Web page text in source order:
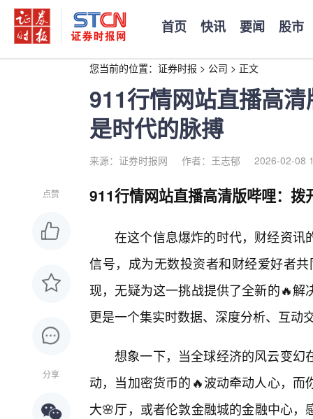
首页 快讯 要闻 股市
您当前的位置： 证券时报 > 公司 > 正文
911行情网站直播高
是时代的脉搏
来源：证券时报网 作者：王志郁 2026-02-08
点赞
分享
911行情网站直播高清版哔哩：拨
在这个信息爆炸的时代，财经资讯
信号，成为无数投资者和财经爱好者
现，无疑为这一挑战提供了全新的🔥
更是一个集实时数据、深度分析、互动
想象一下，当全球经济的风云变幻
动，当加密货币的🔥波动牵动人心，
大🌸厅，或者伦敦金融城的金融中心，